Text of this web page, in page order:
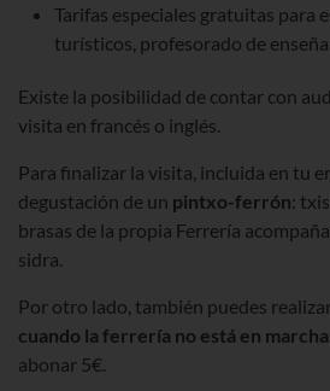
Tarifas especiales gratuitas para
turísticos, profesorado de
Existe la posibilidad de contar con
visita en francés o inglés.
Para finalizar la visita, incluida en tu
degustación de un pintxo-ferrón:
brasas de la propia Ferrería
sidra.
Por otro lado, también puedes
cuando la ferrería no está en marcha
abonar 5€.